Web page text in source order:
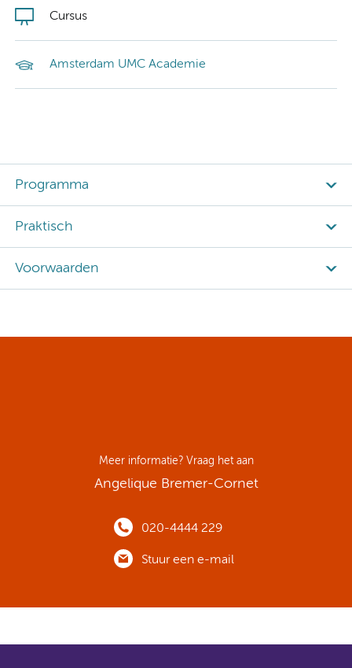
Cursus
Amsterdam UMC Academie
Programma
Praktisch
Voorwaarden
Meer informatie? Vraag het aan
Angelique Bremer-Cornet
020-4444 229
Stuur een e-mail